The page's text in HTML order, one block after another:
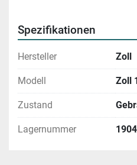
Spezifikationen
Hersteller Zoll
Modell Zoll
Zustand
Lagernummer